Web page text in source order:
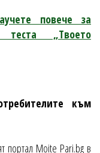
повече за
„Твоето
към
портал Moite Pari.bg в